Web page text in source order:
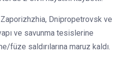
Zaporizhzhia, Dnipropetrovsk ve
ve savunma tesislerine
füze saldırılarına maruz kaldı.